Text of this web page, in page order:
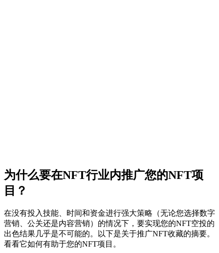
为什么要在NFT行业内推广您的NFT项
目？
在没有投入技能、时间和资金进行强大策略（无论您选择数字
营销、公关还是内容营销）的情况下，要实现您的NFT空投的
出色结果几乎是不可能的。以下是关于推广NFT收藏的摘要。
看看它如何有助于您的NFT项目。